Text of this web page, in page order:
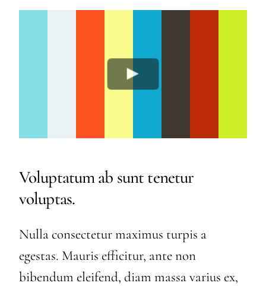
Voluptatum ab sunt tenetur
voluptas.
Nulla consectetur maximus turpis a
egestas. Mauris efficitur, ante non
bibendum eleifend, diam massa varius ex,